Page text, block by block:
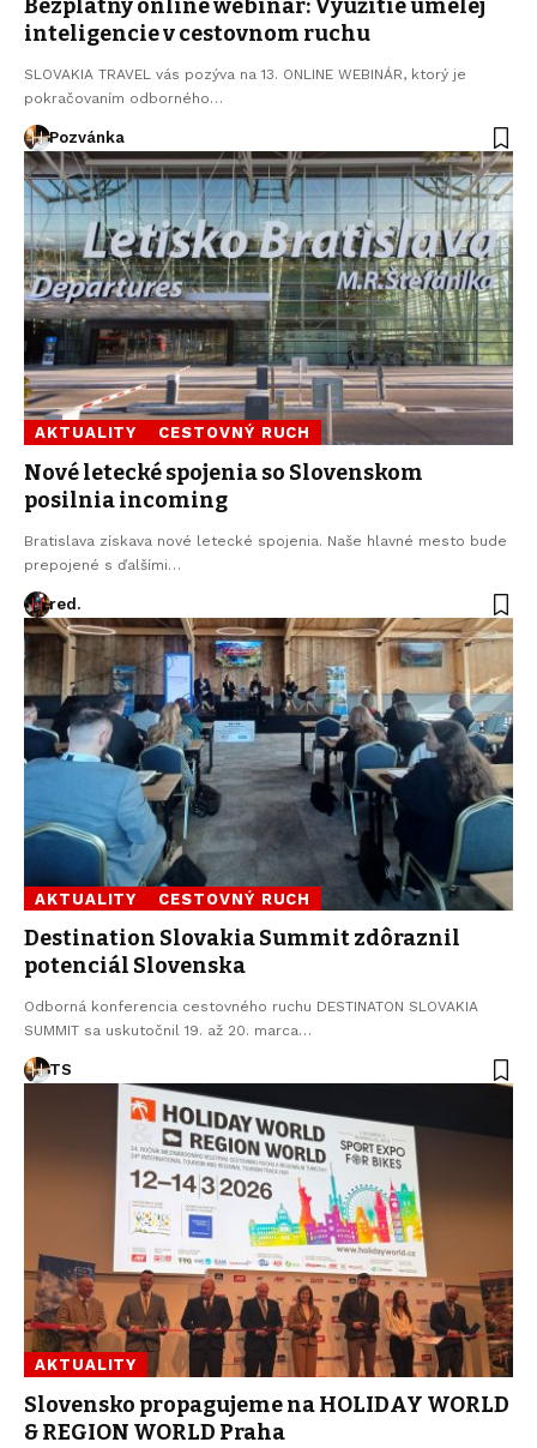
Bezplatný online webinár: Využitie umelej
inteligencie v cestovnom ruchu
SLOVAKIA TRAVEL vás pozýva na 13. ONLINE WEBINÁR, ktorý je
pokračovaním odborného…
Pozvánka
AKTUALITY CESTOVNÝ RUCH
Nové letecké spojenia so Slovenskom
posilnia incoming
Bratislava získava nové letecké spojenia. Naše hlavné mesto bude
prepojené s ďalšími…
red.
AKTUALITY CESTOVNÝ RUCH
Destination Slovakia Summit zdôraznil
potenciál Slovenska
Odborná konferencia cestovného ruchu DESTINATON SLOVAKIA
SUMMIT sa uskutočnil 19. až 20. marca…
TS
AKTUALITY
Slovensko propagujeme na HOLIDAY WORLD
& REGION WORLD Praha